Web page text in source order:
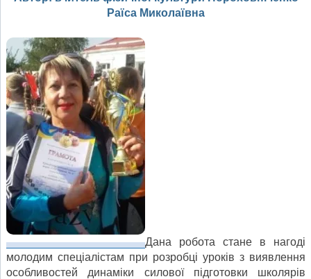
Раїса Миколаївна
Дана робота стане в нагоді
молодим спеціалістам при розробці уроків з виявлення
особливостей динаміки силової підготовки школярів